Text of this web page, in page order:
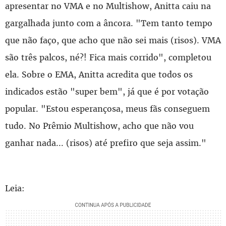
apresentar no VMA e no Multishow, Anitta caiu na
gargalhada junto com a âncora. "Tem tanto tempo
que não faço, que acho que não sei mais (risos). VMA
são três palcos, né?! Fica mais corrido", completou
ela. Sobre o EMA, Anitta acredita que todos os
indicados estão "super bem", já que é por votação
popular. "Estou esperançosa, meus fãs conseguem
tudo. No Prêmio Multishow, acho que não vou
ganhar nada... (risos) até prefiro que seja assim."
Leia: